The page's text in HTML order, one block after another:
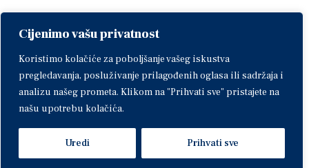
Cijenimo vašu privatnost
Koristimo kolačiće za poboljšanje vašeg iskustva
pregledavanja, posluživanje prilagođenih oglasa ili sadržaja i
analizu našeg prometa. Klikom na "Prihvati sve" pristajete na
našu upotrebu kolačića.
Uredi Prihvati sve